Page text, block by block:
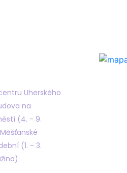
Uherského
na
(4. - 9.
(1. - 3.